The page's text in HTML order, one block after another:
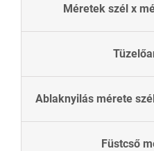
Méretek szél x
Ablaknyilás mérete
Füstcső